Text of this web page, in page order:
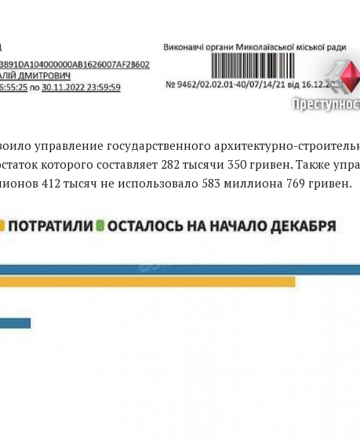
управление государственного архитектурно-
которого составляет 282 тысячи 350 гривен. Также
412 тысяч не использовало 583 миллиона 769 гривен.